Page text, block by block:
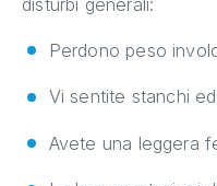
Perdono peso
Vi sentite stanchi
Avete una leggera